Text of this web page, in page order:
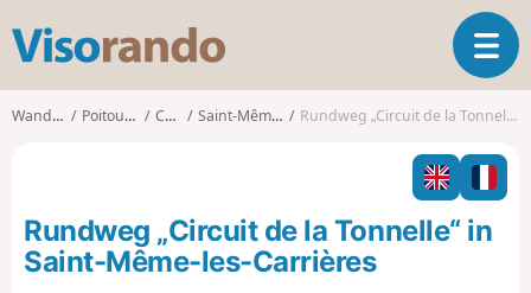
s
o
o
T
o
l
n
a
Wanderungen Poitou-Charentes Charente Saint-Même-les-Carrières Rundweg „Circuit de la Tonnelle“ in Saint-Même-les-Carrières
Rundweg „Circuit de la Tonnelle“ in
Saint-Même-les-Carrières